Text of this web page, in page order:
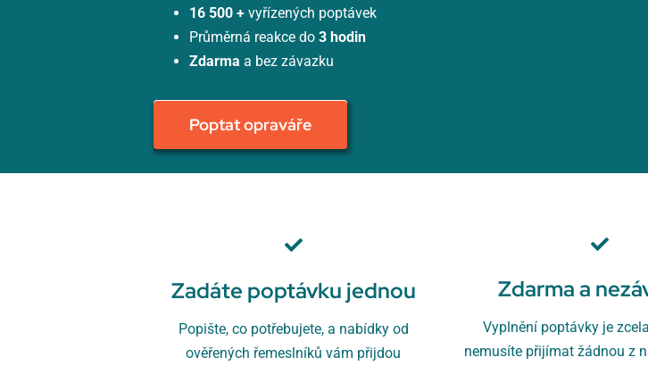
16 500 + vyřízených poptávek
Průměrná reakce do 3 hodin
Zdarma a bez závazku
Poptat opraváře
Zadáte poptávku jednou
Popište, co potřebujete, a nabídky od
ověřených řemeslníků vám přijdou
Zdarma a
Vyplnění poptávky je
nemusíte přijímat žádnou z